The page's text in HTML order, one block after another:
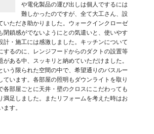
や電化製品の運び出しは個人でするには
難しかったのですが、全て大工さん、設
いただき助かりました。ウォークインクローゼ
閉鎖感がでないようにとの気遣いと、使いやす
計・施工には感激しました。キッチンについて
するのに、レンジフードからのダクトの設置等
がある中、スッキリと納めていただけました。
いう限られた空間の中で、希望通りのバスルー
ています。各部屋の照明もダウンライトを取り
各部屋ごとに天井・壁のクロスにこだわっても
満足しました。またリフォームを考えた時はお
す。